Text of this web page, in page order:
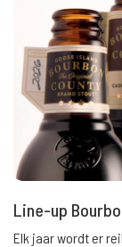
Line-up
Elk jaar wordt er